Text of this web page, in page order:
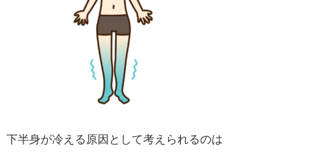
下半身が冷える原因として考えられるのは